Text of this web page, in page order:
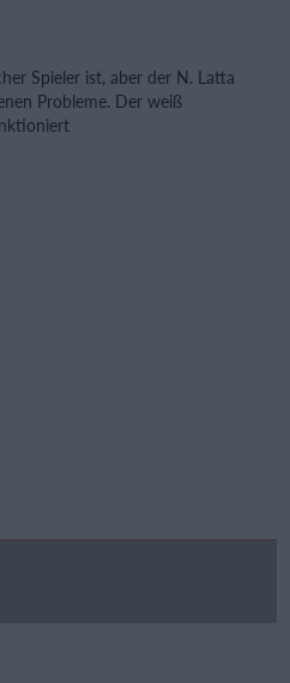
Spieler ist, aber der N. Latta
Probleme. Der weiß